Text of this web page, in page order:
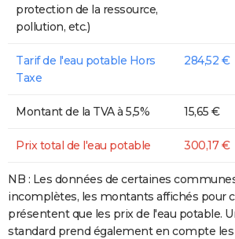
protection de la ressource,
pollution, etc.)
Tarif de l'eau potable Hors
Taxe
284,52 €
Montant de la TVA à 5,5% 15,65 €
Prix total de l'eau potable 300,17 €
NB : Les données de certaines
incomplètes, les montants affichés pour
présentent que les prix de l'eau potable.
standard prend également en compte les